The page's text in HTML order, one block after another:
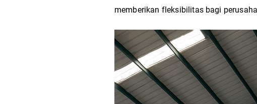
memberikan fleksibilitas bagi